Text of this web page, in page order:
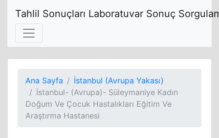
Tahlil Sonuçları Laboratuvar Sonuç
Ana Sayfa
İstanbul (Avrupa Yakası)
İstanbul- (Avrupa)- Süleymaniye Kadın
Doğum Ve Çocuk Hastalıkları Eğitim Ve
Araştırma Hastanesi